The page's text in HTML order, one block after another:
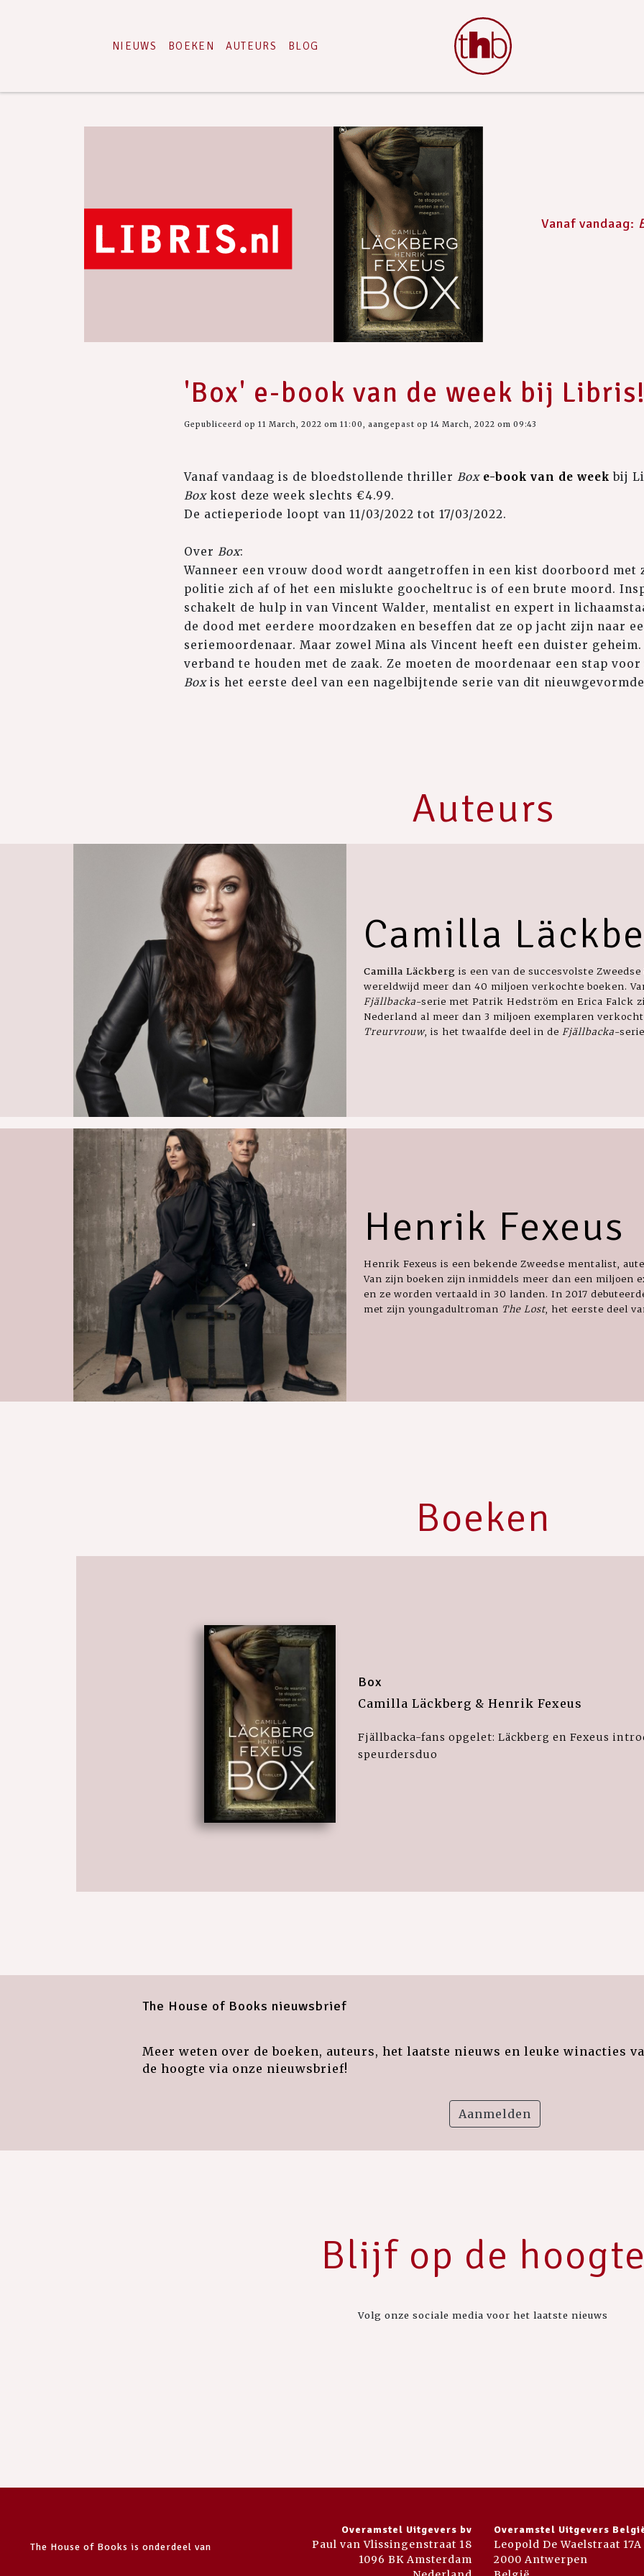
NIEUWS BOEKEN AUTEURS BLOG
Vanaf vandaag:
'Box' e-book van de week bij Libris!
Gepubliceerd op 11 March, 2022 om 11:00, aangepast op 14 March, 2022 om 09:43
Vanaf vandaag is de bloedstollende thriller Box e-book van de week bij
Boxkost deze week slechts €4.99.
De actieperiode loopt van 11/03/2022 tot 17/03/2022.
Over Box:
Wanneer een vrouw dood wordt aangetroffen in een kist doorboord met
politie zich af of het een mislukte goocheltruc is of een brute moord.
schakelt de hulp in van Vincent Walder, mentalist en expert in
de dood met eerdere moordzaken en beseffen dat ze op jacht zijn naar
seriemoordenaar. Maar zowel Mina als Vincent heeft een duister
verband te houden met de zaak. Ze moeten de moordenaar een stap voor
Boxis het eerste deel van een nagelbijtende serie van dit
Auteurs
Camilla
Camilla Läckberg is een van de succesvolste
wereldwijd meer dan 40 miljoen verkochte boeken.
Fjällbacka-serie met Patrik Hedström en Erica Falck
Nederland al meer dan 3 miljoen exemplaren
Treurvrouw, is het twaalfde deel in de Fjällbacka-
Henrik Fexeus
Henrik Fexeus is een bekende Zweedse mentalist,
Van zijn boeken zijn inmiddels meer dan een miljoen
en ze worden vertaald in 30 landen. In 2017
met zijn youngadultroman The Lost, het eerste deel
Boeken
Box
Camilla Läckberg & Henrik Fexeus
Fjällbacka-fans opgelet: Läckberg en Fexeus
speurdersduo
The House of Books nieuwsbrief
Meer weten over de boeken, auteurs, het laatste nieuws en leuke winacties
de hoogte via onze nieuwsbrief!
Aanmelden
Blijf op de hoogte
Volg onze sociale media voor het laatste nieuws
The House of Books is onderdeel van
Overamstel Uitgevers bv
Paul van Vlissingenstraat 18
1096 BK Amsterdam
Overamstel Uitgevers
Leopold De Waelstraat 17A
2000 Antwerpen